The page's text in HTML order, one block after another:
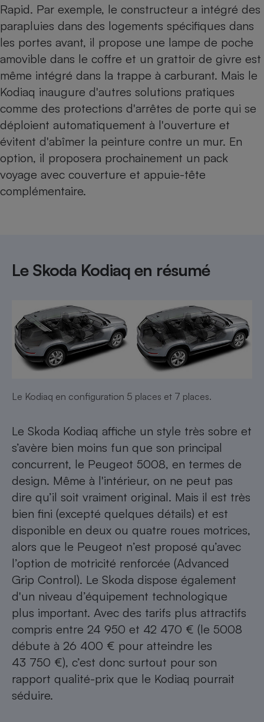
Rapid. Par exemple, le constructeur a intégré des
parapluies dans des logements spécifiques dans
les portes avant, il propose une lampe de poche
amovible dans le coffre et un grattoir de givre est
même intégré dans la trappe à carburant. Mais le
Kodiaq inaugure d'autres solutions pratiques
comme des protections d'arrêtes de porte qui se
déploient automatiquement à l'ouverture et
évitent d'abîmer la peinture contre un mur. En
option, il proposera prochainement un pack
voyage avec couverture et appuie-tête
complémentaire.
Le Skoda Kodiaq en résumé
Le Kodiaq en configuration 5 places et 7 places.
Le Skoda Kodiaq affiche un style très sobre et
s’avère bien moins fun que son principal
concurrent, le Peugeot 5008, en termes de
design. Même à l'intérieur, on ne peut pas
dire qu’il soit vraiment original. Mais il est très
bien fini (excepté quelques détails) et est
disponible en deux ou quatre roues motrices,
alors que le Peugeot n’est proposé qu’avec
l’option de motricité renforcée (Advanced
Grip Control). Le Skoda dispose également
d'un niveau d’équipement technologique
plus important. Avec des tarifs plus attractifs
compris entre 24 950 et 42 470 € (le 5008
débute à 26 400 € pour atteindre les
43 750 €), c’est donc surtout pour son
rapport qualité-prix que le Kodiaq pourrait
séduire.